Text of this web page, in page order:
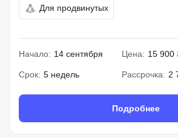
Для продвинутых
Начало: 14 сентября Цена: 15 900
Срок: 5 недель Рассрочка: 2
Подробнее